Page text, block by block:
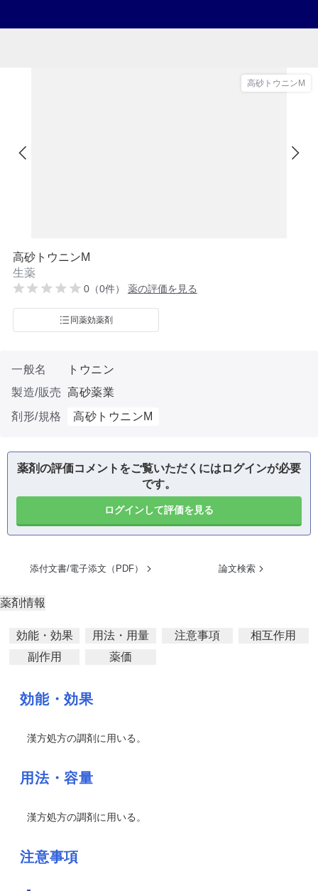
高砂トウニンM
高砂トウニンM
生薬
0（0件） 薬の評価を見る
同薬効薬剤
一般名
トウニン
製造/販売 高砂薬業
剤形/規格
高砂トウニンM
薬剤の評価コメントをご覧いただくにはログインが必要
です。
ログインして評価を見る
添付文書/電子添文（PDF） 論文検索
薬剤情報
効能・効果 用法・用量 注意事項
相互作用
副作用
薬価
効能・効果
漢方処方の調剤に用いる。
用法・容量
漢方処方の調剤に用いる。
注意事項